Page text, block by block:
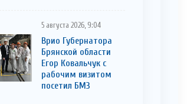
5 августа 2026, 9:04
Врио Губернатора
Брянской области
Егор Ковальчук с
рабочим визитом
посетил БМЗ